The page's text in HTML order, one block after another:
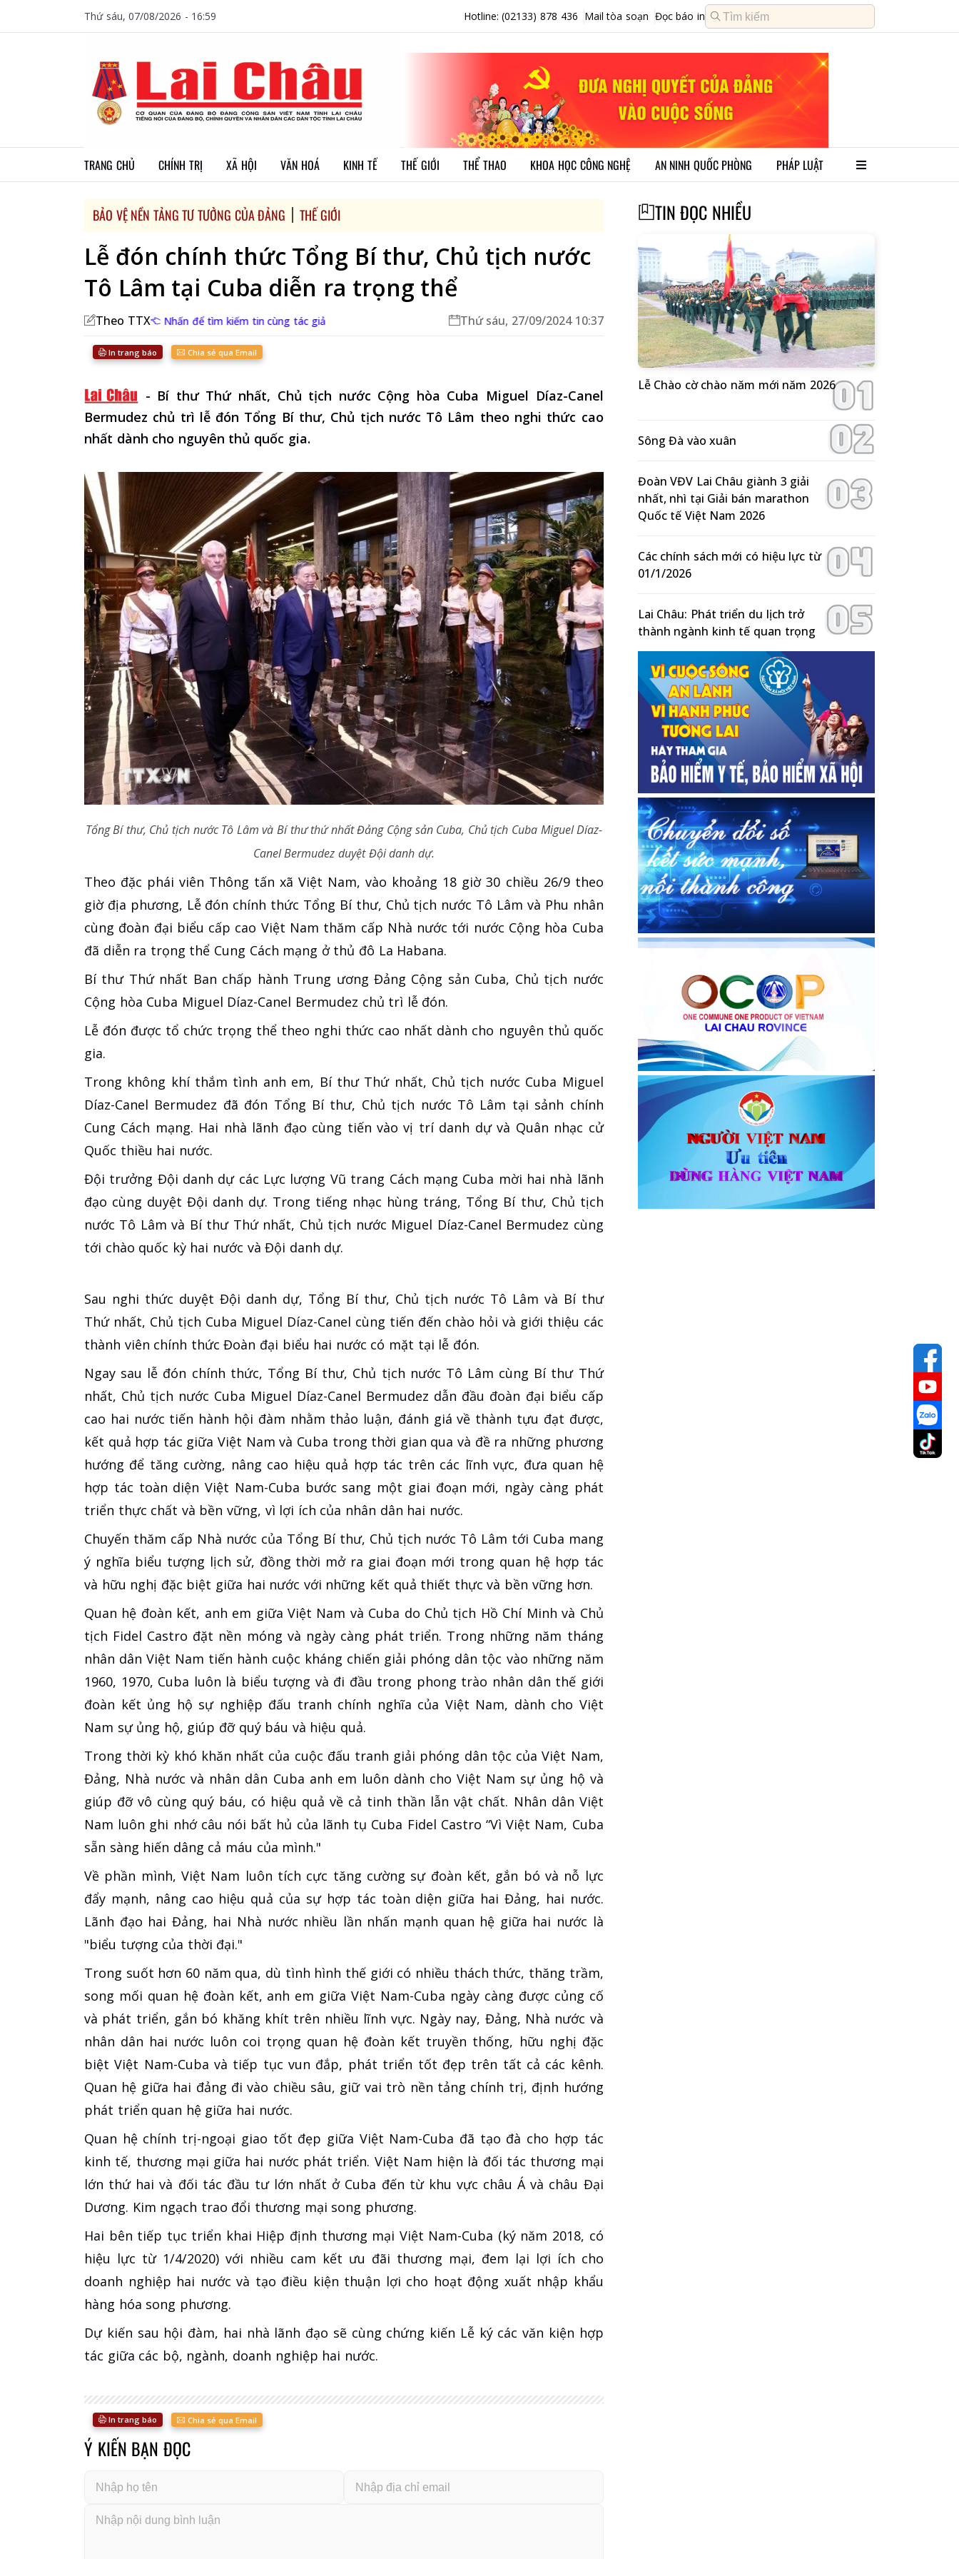
Thứ sáu, 07/08/2026 - 16:59 Hotline: (02133) 878 436 Mail tòa soạn Đọc báo in
TRANG CHỦ CHÍNH TRỊ XÃ HỘI VĂN HOÁ KINH TẾ THẾ GIỚI THỂ THAO KHOA HỌC CÔNG NGHỆ AN NINH QUỐC PHÒNG PHÁP LUẬT
BẢO VỆ NỀN TẢNG TƯ TƯỞNG CỦA ĐẢNG THẾ GIỚI
Lễ đón chính thức Tổng Bí thư, Chủ tịch nước
Tô Lâm tại Cuba diễn ra trọng thể
Theo TTX Nhấn để tìm kiếm tin cùng tác giả Thứ sáu, 27/09/2024 10:37
In trang báo Chia sẻ qua Email
- Bí thư Thứ nhất, Chủ tịch nước Cộng hòa Cuba Miguel Díaz-Canel
Bermudez chủ trì lễ đón Tổng Bí thư, Chủ tịch nước Tô Lâm theo nghi thức cao
nhất dành cho nguyên thủ quốc gia.
Tổng Bí thư, Chủ tịch nước Tô Lâm và Bí thư thứ nhất Đảng Cộng sản Cuba, Chủ tịch Cuba Miguel Díaz-
Canel Bermudez duyệt Đội danh dự.
Theo đặc phái viên Thông tấn xã Việt Nam, vào khoảng 18 giờ 30 chiều 26/9 theo
giờ địa phương, Lễ đón chính thức Tổng Bí thư, Chủ tịch nước Tô Lâm và Phu nhân
cùng đoàn đại biểu cấp cao Việt Nam thăm cấp Nhà nước tới nước Cộng hòa Cuba
đã diễn ra trọng thể Cung Cách mạng ở thủ đô La Habana.
Bí thư Thứ nhất Ban chấp hành Trung ương Đảng Cộng sản Cuba, Chủ tịch nước
Cộng hòa Cuba Miguel Díaz-Canel Bermudez chủ trì lễ đón.
Lễ đón được tổ chức trọng thể theo nghi thức cao nhất dành cho nguyên thủ quốc
gia.
Trong không khí thắm tình anh em, Bí thư Thứ nhất, Chủ tịch nước Cuba Miguel
Díaz-Canel Bermudez đã đón Tổng Bí thư, Chủ tịch nước Tô Lâm tại sảnh chính
Cung Cách mạng. Hai nhà lãnh đạo cùng tiến vào vị trí danh dự và Quân nhạc cử
Quốc thiều hai nước.
Đội trưởng Đội danh dự các Lực lượng Vũ trang Cách mạng Cuba mời hai nhà lãnh
đạo cùng duyệt Đội danh dự. Trong tiếng nhạc hùng tráng, Tổng Bí thư, Chủ tịch
nước Tô Lâm và Bí thư Thứ nhất, Chủ tịch nước Miguel Díaz-Canel Bermudez cùng
tới chào quốc kỳ hai nước và Đội danh dự.
Sau nghi thức duyệt Đội danh dự, Tổng Bí thư, Chủ tịch nước Tô Lâm và Bí thư
Thứ nhất, Chủ tịch Cuba Miguel Díaz-Canel cùng tiến đến chào hỏi và giới thiệu các
thành viên chính thức Đoàn đại biểu hai nước có mặt tại lễ đón.
Ngay sau lễ đón chính thức, Tổng Bí thư, Chủ tịch nước Tô Lâm cùng Bí thư Thứ
nhất, Chủ tịch nước Cuba Miguel Díaz-Canel Bermudez dẫn đầu đoàn đại biểu cấp
cao hai nước tiến hành hội đàm nhằm thảo luận, đánh giá về thành tựu đạt được,
kết quả hợp tác giữa Việt Nam và Cuba trong thời gian qua và đề ra những phương
hướng để tăng cường, nâng cao hiệu quả hợp tác trên các lĩnh vực, đưa quan hệ
hợp tác toàn diện Việt Nam-Cuba bước sang một giai đoạn mới, ngày càng phát
triển thực chất và bền vững, vì lợi ích của nhân dân hai nước.
Chuyến thăm cấp Nhà nước của Tổng Bí thư, Chủ tịch nước Tô Lâm tới Cuba mang
ý nghĩa biểu tượng lịch sử, đồng thời mở ra giai đoạn mới trong quan hệ hợp tác
và hữu nghị đặc biệt giữa hai nước với những kết quả thiết thực và bền vững hơn.
Quan hệ đoàn kết, anh em giữa Việt Nam và Cuba do Chủ tịch Hồ Chí Minh và Chủ
tịch Fidel Castro đặt nền móng và ngày càng phát triển. Trong những năm tháng
nhân dân Việt Nam tiến hành cuộc kháng chiến giải phóng dân tộc vào những năm
1960, 1970, Cuba luôn là biểu tượng và đi đầu trong phong trào nhân dân thế giới
đoàn kết ủng hộ sự nghiệp đấu tranh chính nghĩa của Việt Nam, dành cho Việt
Nam sự ủng hộ, giúp đỡ quý báu và hiệu quả.
Trong thời kỳ khó khăn nhất của cuộc đấu tranh giải phóng dân tộc của Việt Nam,
Đảng, Nhà nước và nhân dân Cuba anh em luôn dành cho Việt Nam sự ủng hộ và
giúp đỡ vô cùng quý báu, có hiệu quả về cả tinh thần lẫn vật chất. Nhân dân Việt
Nam luôn ghi nhớ câu nói bất hủ của lãnh tụ Cuba Fidel Castro “Vì Việt Nam, Cuba
sẵn sàng hiến dâng cả máu của mình."
Về phần mình, Việt Nam luôn tích cực tăng cường sự đoàn kết, gắn bó và nỗ lực
đẩy mạnh, nâng cao hiệu quả của sự hợp tác toàn diện giữa hai Đảng, hai nước.
Lãnh đạo hai Đảng, hai Nhà nước nhiều lần nhấn mạnh quan hệ giữa hai nước là
"biểu tượng của thời đại."
Trong suốt hơn 60 năm qua, dù tình hình thế giới có nhiều thách thức, thăng trầm,
song mối quan hệ đoàn kết, anh em giữa Việt Nam-Cuba ngày càng được củng cố
và phát triển, gắn bó khăng khít trên nhiều lĩnh vực. Ngày nay, Đảng, Nhà nước và
nhân dân hai nước luôn coi trọng quan hệ đoàn kết truyền thống, hữu nghị đặc
biệt Việt Nam-Cuba và tiếp tục vun đắp, phát triển tốt đẹp trên tất cả các kênh.
Quan hệ giữa hai đảng đi vào chiều sâu, giữ vai trò nền tảng chính trị, định hướng
phát triển quan hệ giữa hai nước.
Quan hệ chính trị-ngoại giao tốt đẹp giữa Việt Nam-Cuba đã tạo đà cho hợp tác
kinh tế, thương mại giữa hai nước phát triển. Việt Nam hiện là đối tác thương mại
lớn thứ hai và đối tác đầu tư lớn nhất ở Cuba đến từ khu vực châu Á và châu Đại
Dương. Kim ngạch trao đổi thương mại song phương.
Hai bên tiếp tục triển khai Hiệp định thương mại Việt Nam-Cuba (ký năm 2018, có
hiệu lực từ 1/4/2020) với nhiều cam kết ưu đãi thương mại, đem lại lợi ích cho
doanh nghiệp hai nước và tạo điều kiện thuận lợi cho hoạt động xuất nhập khẩu
hàng hóa song phương.
Dự kiến sau hội đàm, hai nhà lãnh đạo sẽ cùng chứng kiến Lễ ký các văn kiện hợp
tác giữa các bộ, ngành, doanh nghiệp hai nước.
In trang báo Chia sẻ qua Email
Ý KIẾN BẠN ĐỌC
TIN ĐỌC NHIỀU
Lễ Chào cờ chào năm mới năm 2026
Sông Đà vào xuân
Đoàn VĐV Lai Châu giành 3 giải
nhất, nhì tại Giải bán marathon
Quốc tế Việt Nam 2026
Các chính sách mới có hiệu lực từ
01/1/2026
Lai Châu: Phát triển du lịch trở
thành ngành kinh tế quan trọng